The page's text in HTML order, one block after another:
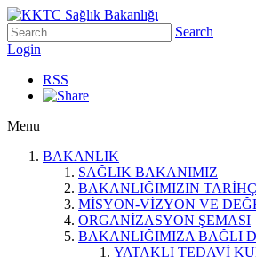
Search
Login
RSS
Menu
BAKANLIK
SAĞLIK BAKANIMIZ
BAKANLIĞIMIZIN
MİSYON-VİZYON VE
ORGANİZASYON ŞEMASI
BAKANLIĞIMIZA BAĞLI
YATAKLI TEDAVİ